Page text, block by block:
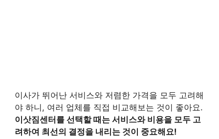
이사가 뛰어난 서비스와 저렴한 가격을 모두 고려해
야 하니, 여러 업체를 직접 비교해보는 것이 좋아요.
이삿짐센터를 선택할 때는 서비스와 비용을 모두 고
려하여 최선의 결정을 내리는 것이 중요해요!